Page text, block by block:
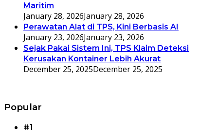
Maritim
January 28, 2026January 28, 2026
Perawatan Alat di TPS, Kini Berbasis AI
January 23, 2026January 23, 2026
Sejak Pakai Sistem Ini, TPS Klaim Deteksi
Kerusakan Kontainer Lebih Akurat
December 25, 2025December 25, 2025
Popular
#1